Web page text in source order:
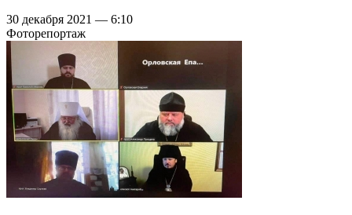
30 декабря 2021 — 6:10
Фоторепортаж